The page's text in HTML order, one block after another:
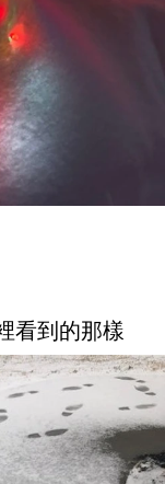
看到的那樣